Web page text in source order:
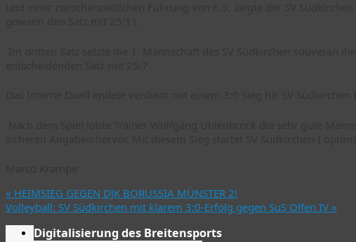
« HEIMSIEG GEGEN DJK BORUSSIA MÜNSTER 2!
Volleyball: SV Südkirchen mit klarem 3:0-Erfolg gegen SuS Olfen IV »
Digitalisierung des Breitensports